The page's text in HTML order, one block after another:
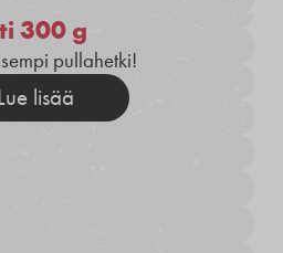
300 g
pullahetki!
lisää